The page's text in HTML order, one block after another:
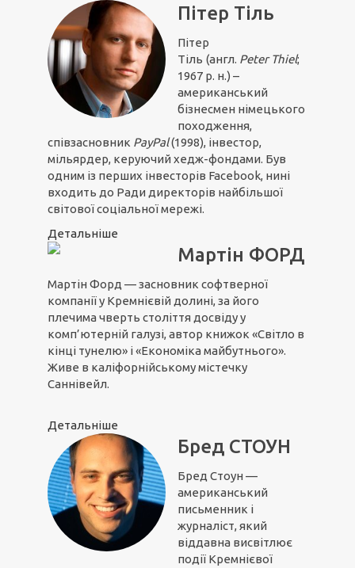
Пітер Тіль
Пітер
Тіль (англ. Peter Thiel;
1967 р. н.) –
американський
бізнесмен німецького
походження,
співзасновник PayPal(1998), інвестор,
мільярдер, керуючий хедж-фондами. Був
одним із перших інвесторів Facebook, нині
входить до Ради директорів найбільшої
світової соціальної мережі.
Детальніше
Мартін ФОРД
Мартін Форд — засновник софтверної
компанії у Кремнієвій долині, за його
плечима чверть століття досвіду у
комп’ютерній галузі, автор книжок «Світло в
кінці тунелю» і «Економіка майбутнього».
Живе в каліфорнійському містечку
Саннівейл.
Детальніше
Бред СТОУН
Бред Стоун —
американський
письменник і
журналіст, який
віддавна висвітлює
події Кремнієвої